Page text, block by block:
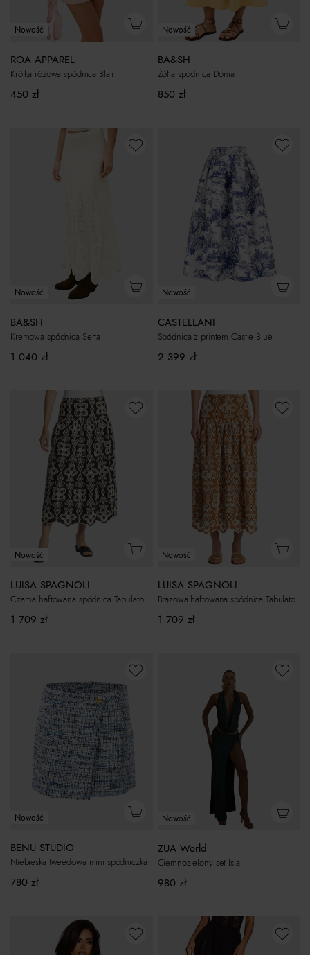
Nowość
ROA APPAREL
Krótka różowa spódnica Blair
450 zł
Nowość
BA&SH
Żółta spódnica Donia
850 zł
Nowość
BA&SH
Kremowa spódnica Serta
1 040 zł
Nowość
CASTELLANI
Spódnica z printem Castle Blue
2 399 zł
Nowość
LUISA SPAGNOLI
Czarna haftowana spódnica Tabulato
1 709 zł
Nowość
LUISA SPAGNOLI
Brązowa haftowana spódnica Tabulato
1 709 zł
Nowość
BENU STUDIO
Niebieska tweedowa mini spódniczka
780 zł
Nowość
ZUA World
Ciemnozielony set Isla
980 zł